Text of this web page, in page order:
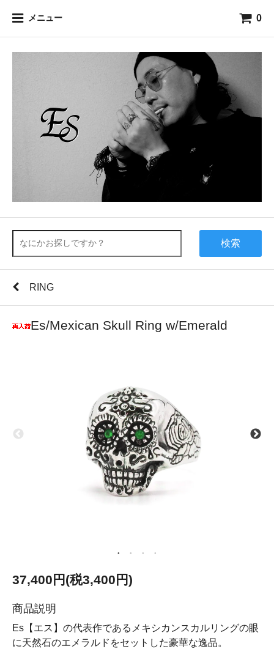
メニュー 0
検索
RING
Es/Mexican Skull Ring w/Emerald
37,400円(税3,400円)
商品説明
Es【エス】の代表作であるメキシカンスカルリングの眼
に天然石のエメラルドをセットした豪華な逸品。